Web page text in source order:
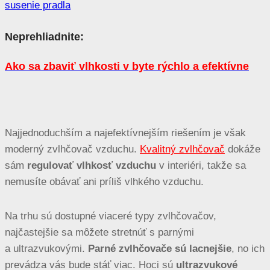
Neprehliadnite:
Ako sa zbaviť vlhkosti v byte rýchlo a efektívne
Najjednoduchším a najefektívnejším riešením je však
moderný zvlhčovač vzduchu. Kvalitný zvlhčovač dokáže
sám regulovať vlhkosť vzduchu v interiéri, takže sa
nemusíte obávať ani príliš vlhkého vzduchu.
Na trhu sú dostupné viaceré typy zvlhčovačov,
najčastejšie sa môžete stretnúť s parnými
a ultrazvukovými. Parné zvlhčovače sú lacnejšie, no ich
prevádza vás bude stáť viac. Hoci sú ultrazvukové